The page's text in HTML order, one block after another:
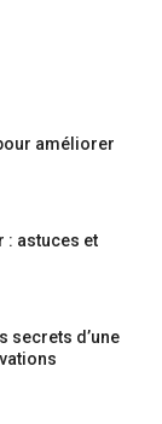
améliorer
: astuces et
secrets d’une